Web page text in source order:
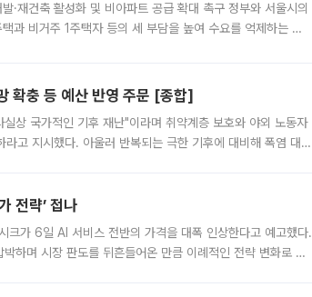
·재건축 활성화 및 비아파트 공급 확대 촉구 정부와 서울시의
과 비거주 1주택자 등의 세 부담을 높여 수요를 억제하는 카
확충 등 예산 반영 주문 [종합]
상 국가적인 기후 재난"이라며 취약계층 보호와 야외 노동자
고 지시했다. 아울러 반복되는 극한 기후에 대비해 폭염 대응
전략’ 접나
크가 6일 AI 서비스 전반의 가격을 대폭 인상한다고 예고했다.
하며 시장 판도를 뒤흔들어온 만큼 이례적인 전략 변화로 평